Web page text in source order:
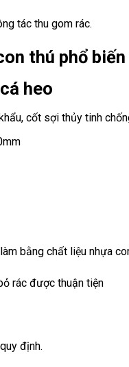
tác thu gom rác.
thú phổ
heo
cốt sợi thủy tinh
bằng chất liệu nhựa
rác được thuận tiện
định.